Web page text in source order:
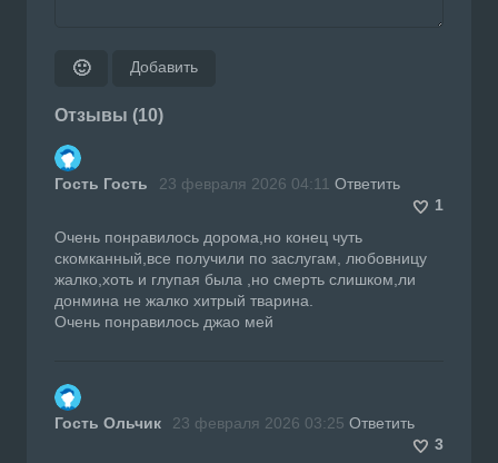
🙂 Добавить
Отзывы (10)
Гость Гость 23 февраля 2026 04:11 Ответить
1
Очень понравилось дорома,но конец чуть
скомканный,все получили по заслугам, любовницу
жалко,хоть и глупая была ,но смерть слишком,ли
донмина не жалко хитрый тварина.
Очень понравилось джао мей
Гость Ольчик 23 февраля 2026 03:25 Ответить
3